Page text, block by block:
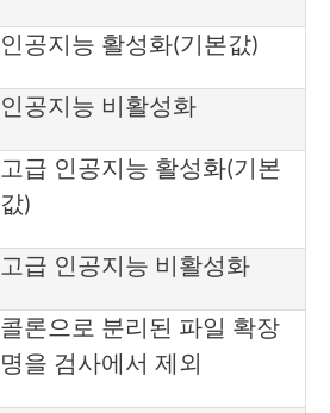
인공지능 활성화(기본값)
인공지능 비활성화
고급 인공지능 활성화(기본
값)
고급 인공지능 비활성화
콜론으로 분리된 파일 확장
명을 검사에서 제외